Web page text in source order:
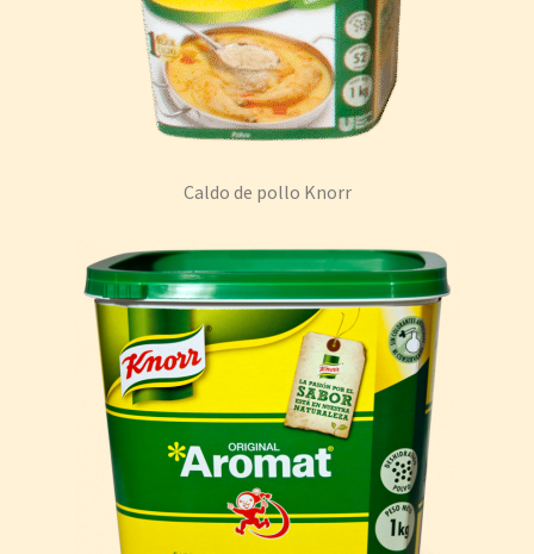
Caldo de pollo Knorr